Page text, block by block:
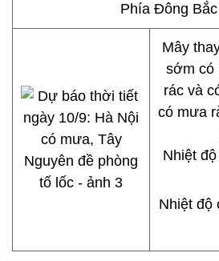
Phía Đông
Mây
sớm có
rác và
có mưa
Nhiệt
Nhiệt độ